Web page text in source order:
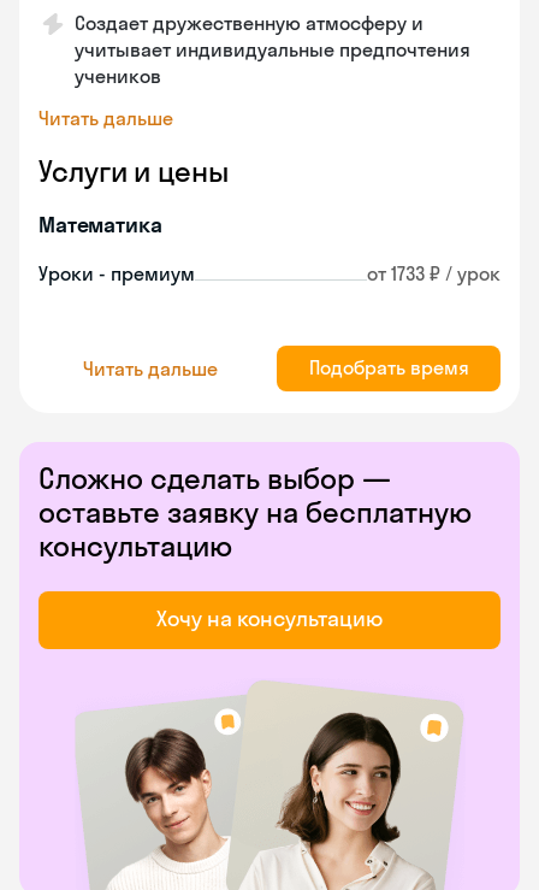
Создает дружественную атмосферу и
учитывает индивидуальные предпочтения
учеников
Читать дальше
Услуги и цены
Математика
Уроки - премиум от 1733 ₽ / урок
Читать дальше Подобрать время
Сложно сделать выбор —
оставьте заявку на бесплатную
консультацию
Хочу на консультацию